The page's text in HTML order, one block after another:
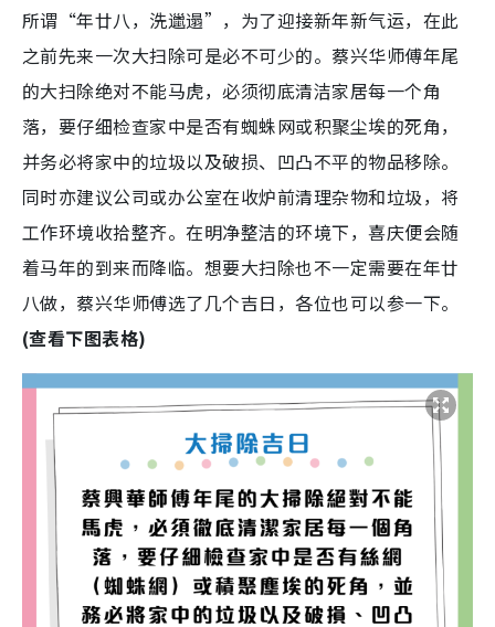
所谓“年廿八，洗邋遢”，为了迎接新年新气运，在此
之前先来一次大扫除可是必不可少的。蔡兴华师傅年尾
的大扫除绝对不能马虎，必须彻底清洁家居每一个角
落，要仔细检查家中是否有蜘蛛网或积聚尘埃的死角，
并务必将家中的垃圾以及破损、凹凸不平的物品移除。
同时亦建议公司或办公室在收炉前清理杂物和垃圾，将
工作环境收拾整齐。在明净整洁的环境下，喜庆便会随
着马年的到来而降临。想要大扫除也不一定需要在年廿
八做，蔡兴华师傅选了几个吉日，各位也可以参一下。
(查看下图表格)